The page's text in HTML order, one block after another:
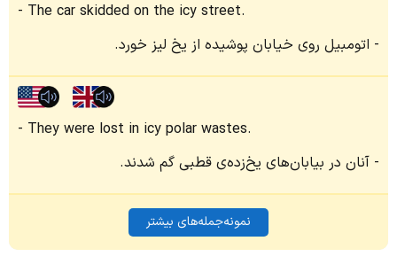
The car skidded on the icy street.
اتومبیل روی خیابان پوشیده از یخ لیز خورد.
They were lost in icy polar wastes.
آنان در بیابان‌های یخ‌زده‌ی قطبی گم شدند.
نمونه‌جمله‌های بیشتر